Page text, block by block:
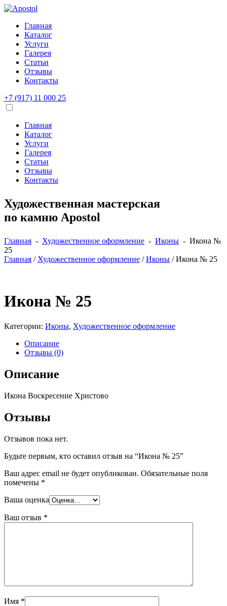
Главная
Каталог
Услуги
Галерея
Статьи
Отзывы
Контакты
+7 (917) 11 000 25
Главная
Каталог
Услуги
Галерея
Статьи
Отзывы
Контакты
Художественная мастерская
по камню Apostol
Главная - Художественное оформление - Иконы - Икона №
25
Главная / Художественное оформление /Иконы / Икона № 25
Икона № 25
Категории: Иконы, Художественное оформление
Описание
Отзывы (0)
Описание
Икона Воскресение Христово
Отзывы
Отзывов пока нет.
Будьте первым, кто оставил отзыв на “Икона № 25”
Ваш адрес email не будет опубликован. Обязательные поля
помечены *
Ваша оценка
Ваш отзыв *
Имя *